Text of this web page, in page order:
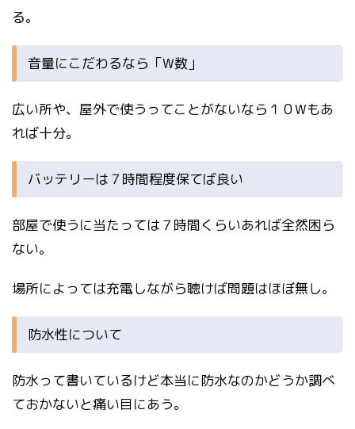
る。
音量にこだわるなら「W数」
広い所や、屋外で使うってことがないなら１０Wもあ
れば十分。
バッテリーは７時間程度保てば良い
部屋で使うに当たっては７時間くらいあれば全然困ら
ない。
場所によっては充電しながら聴けば問題はほぼ無し。
防水性について
防水って書いているけど本当に防水なのかどうか調べ
ておかないと痛い目にあう。